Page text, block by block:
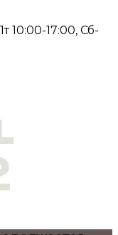
10:00-17:00, Сб-